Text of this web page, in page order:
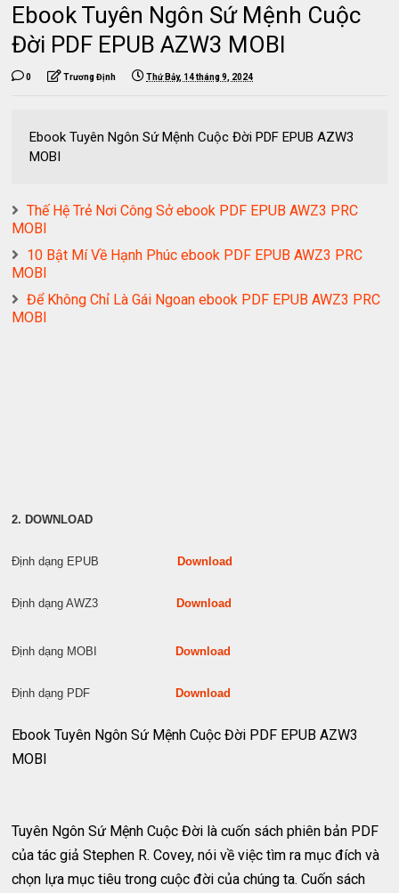
Ebook Tuyên Ngôn Sứ Mệnh Cuộc
Đời PDF EPUB AZW3 MOBI
0 Trương Định Thứ Bảy, 14 tháng 9, 2024
Ebook Tuyên Ngôn Sứ Mệnh Cuộc Đời PDF EPUB AZW3
MOBI
Thế Hệ Trẻ Nơi Công Sở ebook PDF EPUB AWZ3 PRC
MOBI
10 Bật Mí Về Hạnh Phúc ebook PDF EPUB AWZ3 PRC
MOBI
Để Không Chỉ Là Gái Ngoan ebook PDF EPUB AWZ3 PRC
MOBI
2. DOWNLOAD
Định dạng EPUBDownload
Định dạng AWZ3Download
Định dạng MOBIDownload
Định dạng PDFDownload
Ebook Tuyên Ngôn Sứ Mệnh Cuộc Đời PDF EPUB AZW3
MOBI
Tuyên Ngôn Sứ Mệnh Cuộc Đời là cuốn sách phiên bản PDF
của tác giả Stephen R. Covey, nói về việc tìm ra mục đích và
chọn lựa mục tiêu trong cuộc đời của chúng ta. Cuốn sách